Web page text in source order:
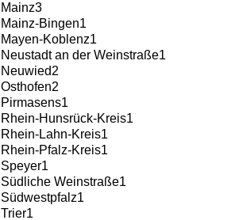
Mainz3
Mainz-Bingen1
Mayen-Koblenz1
Neustadt an der Weinstraße1
Neuwied2
Osthofen2
Pirmasens1
Rhein-Hunsrück-Kreis1
Rhein-Lahn-Kreis1
Rhein-Pfalz-Kreis1
Speyer1
Südliche Weinstraße1
Südwestpfalz1
Trier1